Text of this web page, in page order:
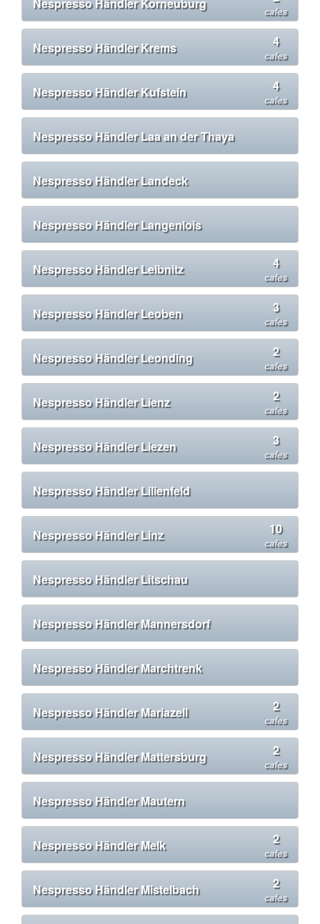
cafes
Nespresso Händler Krems 4
cafes
Nespresso Händler Kufstein 4
cafes
Nespresso Händler Laa an der Thaya
Nespresso Händler Landeck
Nespresso Händler Langenlois
Nespresso Händler Leibnitz 4
cafes
Nespresso Händler Leoben 3
cafes
Nespresso Händler Leonding 2
cafes
Nespresso Händler Lienz 2
cafes
Nespresso Händler Liezen 3
cafes
Nespresso Händler Lilienfeld
Nespresso Händler Linz 10
cafes
Nespresso Händler Litschau
Nespresso Händler Mannersdorf
Nespresso Händler Marchtrenk
Nespresso Händler Mariazell 2
cafes
Nespresso Händler Mattersburg 2
cafes
Nespresso Händler Mautern
Nespresso Händler Melk 2
cafes
Nespresso Händler Mistelbach 2
cafes